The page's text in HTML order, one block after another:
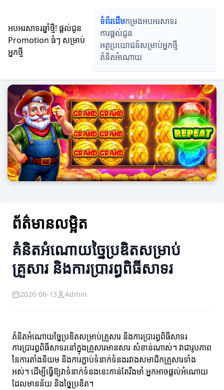
អបអរសាទរឆ្នាំថ្មី! ផ្តល់ជូន
Promotion ធំៗ សម្រាប់
អ្នកថ្មី
ទំព័រដើមកម្រងអបអរសាទរ
ការផ្តល់ជូន
អត្ថប្រយោជន៍សម្រាប់អ្នកថ្មី
គំនិតអំណោយ
ព័ត៌មានលម្អិត
គំនិតអំណោយច្នៃប្រឌិតសម្រាប់
គ្រួសារ និងការប្រារព្ធពិធីសាទរ
2026-06-13 Admin
គំនិតអំណោយច្នៃប្រឌិតសម្រាប់គ្រួសារ និងការប្រារព្ធពិធីសាទរ
ការប្រារព្ធពិធីសាទរនៅក្នុងគ្រួសារមានសារៈសំខាន់ណាស់។ វាជារូបភាព
នៃការតាំងនិយម និងការភ្ជាប់ទំនាក់ទំនងរវាងសមាជិកគ្រួសារទាំង
អស់។ ដើម្បីធ្វើឱ្យវាទំនាក់ទំនងនេះកាន់តែរឹងមាំ អ្នកអាចផ្តល់អំណោយ
ដែលមានន័យ និងច្នៃប្រឌិត។